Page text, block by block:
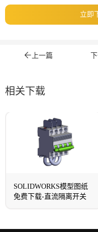
立即
上一篇
相关下载
SOLIDWORKS模型图纸
免费下载-直流隔离开关